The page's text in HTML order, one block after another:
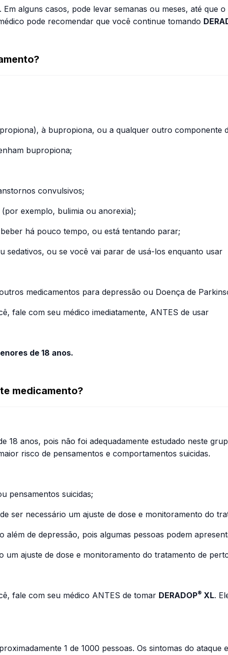
alguns casos, pode levar semanas ou meses, até que
pode recomendar que você continue tomando
à bupropiona, ou a qualquer outro componente
bupropiona;
convulsivos;
exemplo, bulimia ou anorexia);
há pouco tempo, ou está tentando parar;
sedativos, ou se você vai parar de usá-los enquanto usar
medicamentos para depressão ou Doença de
fale com seu médico imediatamente, ANTES de usar
de 18 anos.
medicamento?
18 anos, pois não foi adequadamente estudado neste
risco de pensamentos e comportamentos suicidas.
pensamentos suicidas;
ser necessário um ajuste de dose e monitoramento do
de depressão, pois algumas pessoas podem
um ajuste de dose e monitoramento do tratamento de
fale com seu médico ANTES de tomar DERADOP® XL.
1 de 1000 pessoas. Os sintomas do